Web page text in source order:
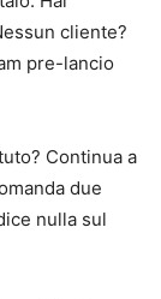
cliente?
pre-lancio
Continua a
due
nulla sul